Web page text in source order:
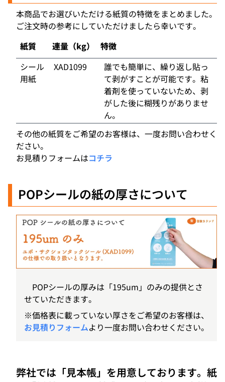
本商品でお選びいただける紙質の特徴をまとめました。
ご注文時の参考にしていただけましたら幸いです。
紙質
連量（kg）
特徴
シール
用紙
XAD1099
誰でも簡単に、繰り返し貼っ
て剥がすことが可能です。粘
着剤を使っていないため、剥
がした後に糊残りがありませ
ん。
その他の紙質をご希望のお客様は、一度お問い合わせく
ださい。
お見積りフォームはコチラ
POPシールの紙の厚さについて
POPシールの厚みは「195um」のみの提供とさ
せていただきます。
※価格表に載っていない厚さをご希望のお客様は、
お見積りフォームより一度お問い合わせください。
弊社では「見本帳」を用意しております。紙